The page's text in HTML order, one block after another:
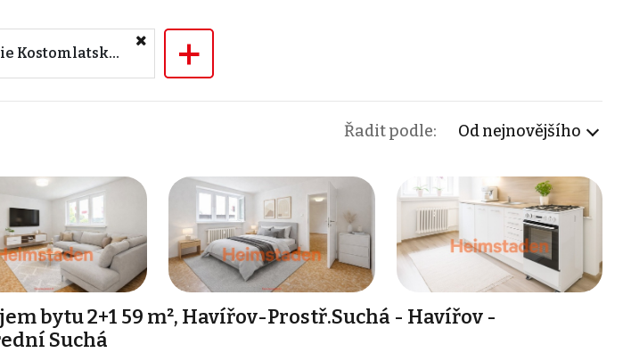
Marie Kostomlatská (Heimstaden Czech s.r.o.) +
Řadit podle: Od nejnovějšího
bytu 2+1 59 m², Havířov-Prostř.Suchá - Havířov -
Suchá